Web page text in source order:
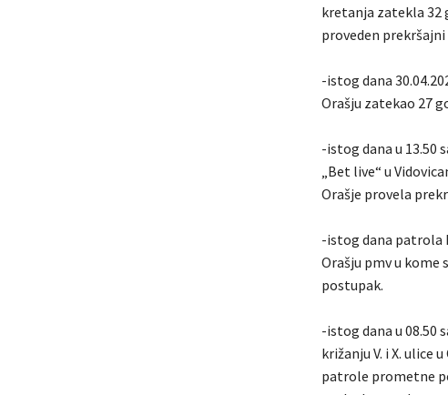
kretanja zatekla 32
proveden
-istog dana
Orašju zatekao 27
-istog dana u 13.50
„Bet live“ u
Orašje provela
-istog dana patrola
Orašju pmv u kome
postupak.
-istog dana u 08.50
križanju V. i X. ulice
patrole prometne